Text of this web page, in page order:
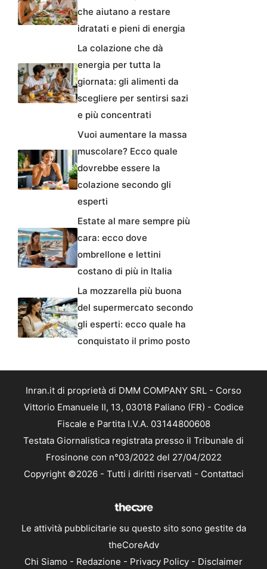
che aiutano a restare
idratati e pieni di energia
La colazione che dà
energia per tutta la
giornata: gli alimenti da
scegliere per sentirsi sazi
e più concentrati
Vuoi aumentare la massa
muscolare? Ecco quale
dovrebbe essere la
colazione secondo gli
esperti
Estate al mare sempre più
cara: ecco dove
ombrellone e lettini
costano di più in Italia
La mozzarella più buona
del supermercato secondo
gli esperti: ecco quale ha
conquistato il primo posto
Inran.it di proprietà di DMM COMPANY SRL - Corso
Vittorio Emanuele II, 13, 03018 Paliano (FR) - Codice
Fiscale e Partita I.V.A. 03144800608
Testata Giornalistica registrata presso il Tribunale di
Frosinone con n°03/2022 del 27/04/2022
Copyright ©2026 - Tutti i diritti riservati - Contattaci
Le attività pubblicitarie su questo sito sono gestite da
theCoreAdv
Chi Siamo - Redazione - Privacy Policy - Disclaimer